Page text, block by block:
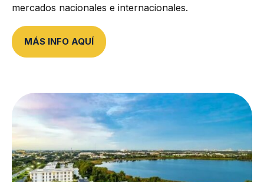
mercados nacionales e internacionales.
MÁS INFO AQUÍ